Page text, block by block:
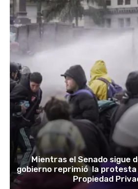
Mientras el Senado sigue
gobierno reprimió la protesta
Propiedad